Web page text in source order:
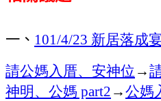
一、 101/4/23 新居落成
請公媽入厝、安神位 →
神明、公媽 part2 →公媽